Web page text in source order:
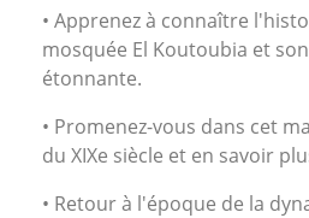
• Apprenez à connaître
mosquée El Koutoubia et
étonnante.
• Promenez-vous dans cet
du XIXe siècle et en savoir
• Retour à l'époque de la